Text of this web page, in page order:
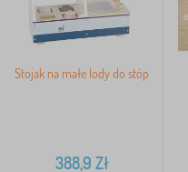
Stojak na małe lody do stóp
388,9 Zł